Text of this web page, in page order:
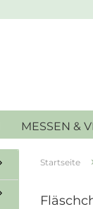
MESSEN &
Startseite